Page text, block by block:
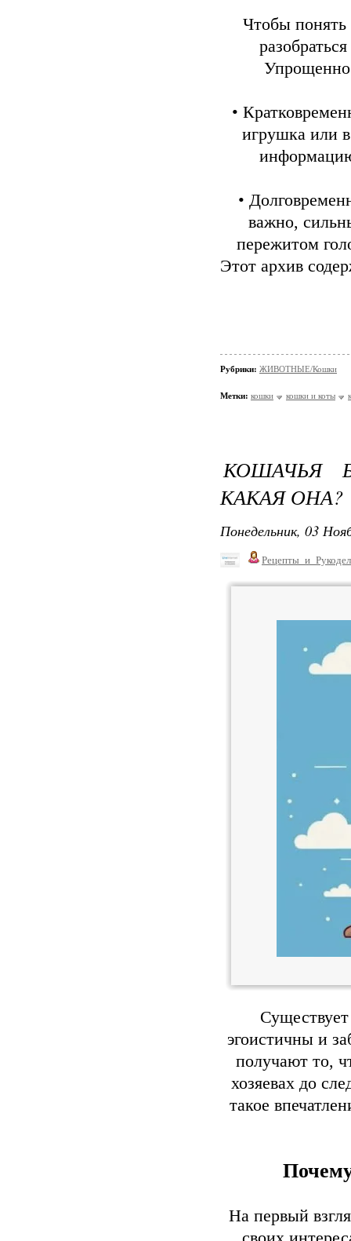
Чтобы
Упрощенно
•
игрушка или
•
важно,
пережитом
Этот архив
Рубрики: ЖИВОТНЫЕ/Кошки
Метки: кошки кошки и коты
КОШАЧЬЯ
КАКАЯ ОНА?
Понедельник, 03
эгоистичны и
получают то,
хозяевах до
такое
На первый